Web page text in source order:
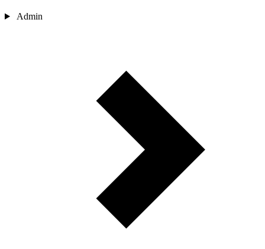
Admin